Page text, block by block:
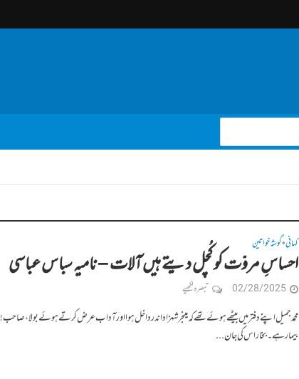
کہانی•گوشہ خواتین
احساسِ مروّت کو کُچل دیتے ہیں آلات – نامیہ سباس عباسی
02/28/2025 تبصرہ لکھیے
محمد جمیل اپنے دفتر میں بیٹھے ہوئے تھے کہ مینجر شہزاد اندر داخل ہوا اور آداب عرض کرتے ہوئے
بیمار ہے ۔بخار اس کی جان...